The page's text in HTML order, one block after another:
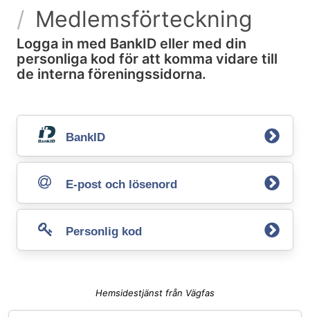
Medlemsförteckning
Logga in med BankID eller med din
personliga kod för att komma vidare till
de interna föreningssidorna.
BankID
E-post och lösenord
Personlig kod
Hemsidestjänst från Vägfas